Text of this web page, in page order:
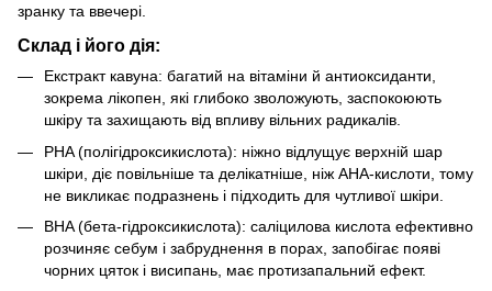
зранку та ввечері.
Склад і його дія:
Екстракт кавуна: багатий на вітаміни й антиоксиданти,
зокрема лікопен, які глибоко зволожують, заспокоюють
шкіру та захищають від впливу вільних радикалів.
PHA (полігідроксикислота): ніжно відлущує верхній шар
шкіри, діє повільніше та делікатніше, ніж AHA-кислоти, тому
не викликає подразнень і підходить для чутливої шкіри.
BHA (бета-гідроксикислота): саліцилова кислота ефективно
розчиняє себум і забруднення в порах, запобігає появі
чорних цяток і висипань, має протизапальний ефект.